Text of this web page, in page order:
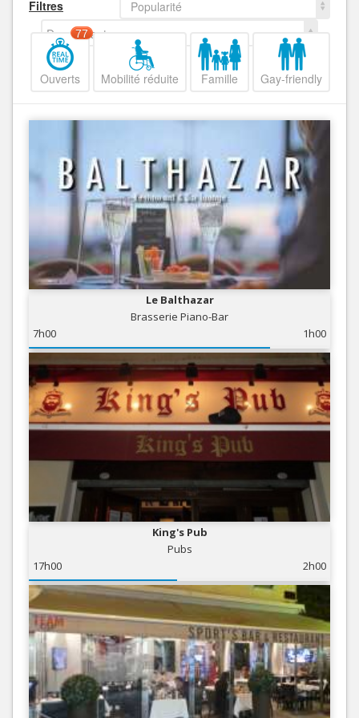
Filtres
Popularité
Decroissant
Ouverts
77
Mobilité réduite Famille Gay-friendly
Le Balthazar
Brasserie Piano-Bar
7h00
1h00
King's Pub
Pubs
17h00
2h00